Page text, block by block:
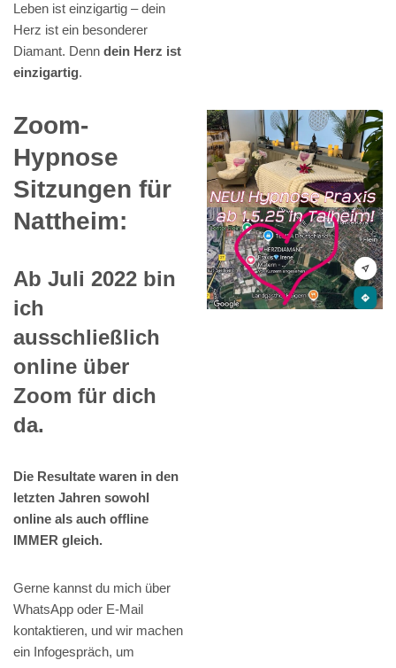
Leben ist einzigartig – dein
Herz ist ein besonderer
Diamant. Denn dein Herz ist
einzigartig.
Zoom-
Hypnose
Sitzungen für
Nattheim:
Ab Juli 2022 bin
ich
ausschließlich
online über
Zoom für dich
da.
Die Resultate waren in den
letzten Jahren sowohl
online als auch offline
IMMER gleich.
Gerne kannst du mich über
WhatsApp oder E-Mail
kontaktieren, und wir machen
ein Infogespräch, um